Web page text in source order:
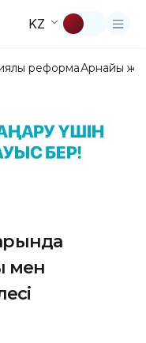
KZ
реформаАрнайы
мен